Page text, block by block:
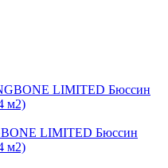
LIMITED Бюссин
м2)